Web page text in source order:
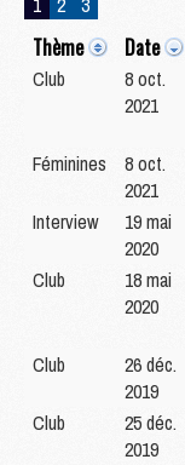
Thème Date
Club
8 oct.
2021
Féminines
8 oct.
2021
Interview
19 mai
2020
Club
18 mai
2020
Club
26 déc.
2019
Club
25 déc.
2019